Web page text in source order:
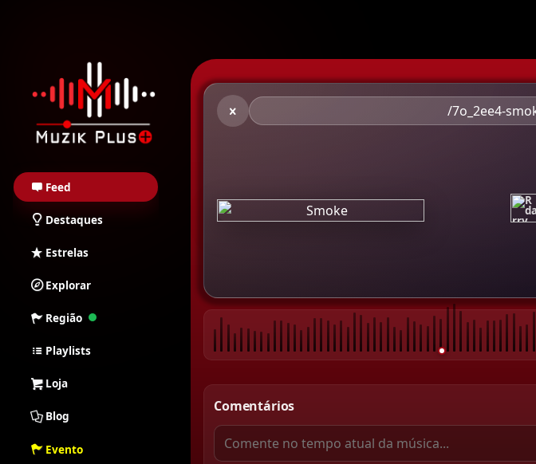
Muzik Plus AO - Streaming de
Feed
Destaques
Estrelas
Explorar
Região
Playlists
Loja
Blog
Evento
/7o_2ee4-
Comentários